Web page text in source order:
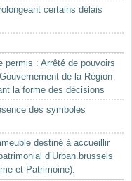
certains délais
permis : Arrêté de pouvoirs
de la Région
la forme des décisions
des symboles
destiné à accueillir
d’Urban.brussels
et Patrimoine).